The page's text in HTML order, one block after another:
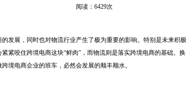
阅读：6429次
发展，同时也对物流行业产生了极为重要的影响。特别是未来积极
紧咬住跨境电商这块“鲜肉”，而物流则是落实跨境电商的基础。换
境电商企业的班车，必然会发展的顺丰顺水。